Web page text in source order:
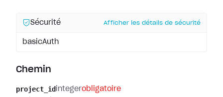
Sécurité Afficher les détails de sécurité
basicAuth
Chemin
project_id integerobligatoire